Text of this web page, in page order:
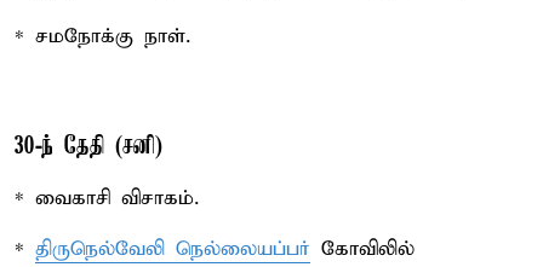
* சமநோக்கு நாள்.
30-ந் தேதி (சனி)
* வைகாசி விசாகம்.
* திருநெல்வேலி நெல்லையப்பர் கோவிலில்